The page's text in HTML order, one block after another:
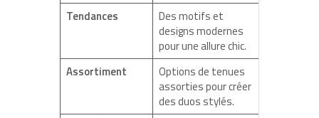
Tendances
Des motifs et
designs modernes
pour une allure chic.
Assortiment
Options de tenues
assorties pour créer
des duos stylés.